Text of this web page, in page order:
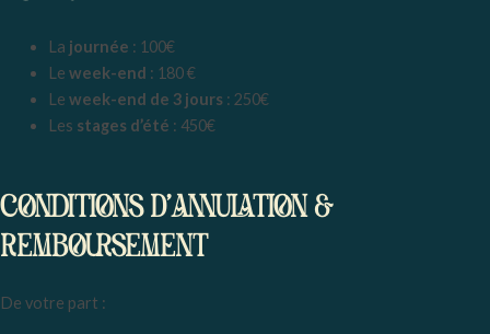
La journée : 100€
Le week-end : 180 €
Le week-end de 3 jours: 250€
Les stages d’été : 450€
CONDITIONS d’ANNULATION &
REMBOURSEMENT
De votre part :